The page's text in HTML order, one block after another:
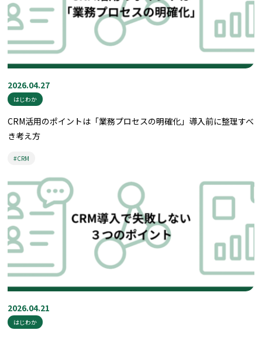
2026.04.27
はじわか
CRM活用のポイントは「業務プロセスの明確化」導入前に整理すべ
き考え方
#CRM
2026.04.21
はじわか